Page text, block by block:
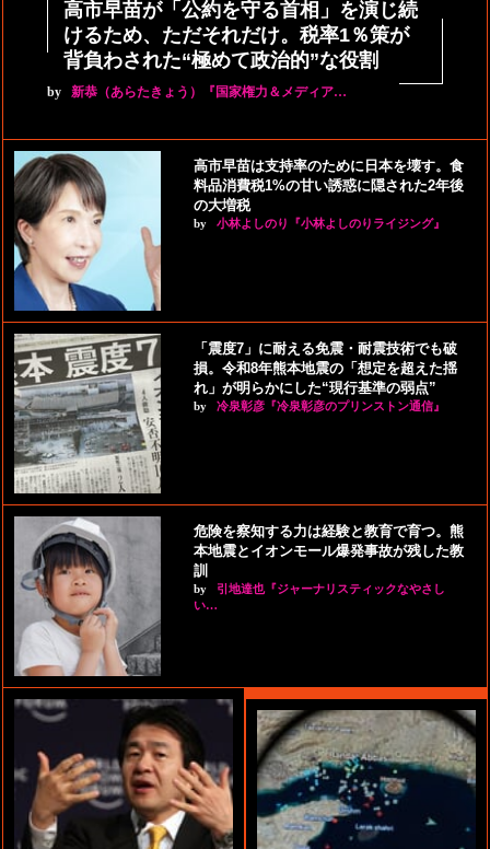
高市早苗が「公約を守る首相」を演じ続
けるため、ただそれだけ。税率1％策が
背負わされた“極めて政治的”な役割
by 新恭（あらたきょう）『国家権力＆メディア…
高市早苗は支持率のために日本を壊す。食
料品消費税1%の甘い誘惑に隠された2年後
の大増税
by 小林よしのり『小林よしのりライジング』
「震度7」に耐える免震・耐震技術でも破
損。令和8年熊本地震の「想定を超えた揺
れ」が明らかにした“現行基準の弱点”
by 冷泉彰彦『冷泉彰彦のプリンストン通信』
危険を察知する力は経験と教育で育つ。熊
本地震とイオンモール爆発事故が残した教
訓
by
引地達也『ジャーナリスティックなやさし
い…